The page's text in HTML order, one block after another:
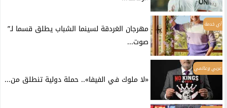
أي خدمة
مهرجان الغردقة لسينما الشباب يطلق قسما لـ”
صوت...
عربي وعالمي
«لا ملوك في الفيفا».. حملة دولية تنطلق من...